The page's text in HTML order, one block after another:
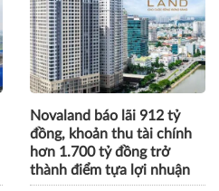
Novaland báo lãi 912 tỷ
đồng, khoản thu tài chính
hơn 1.700 tỷ đồng trở
thành điểm tựa lợi nhuận